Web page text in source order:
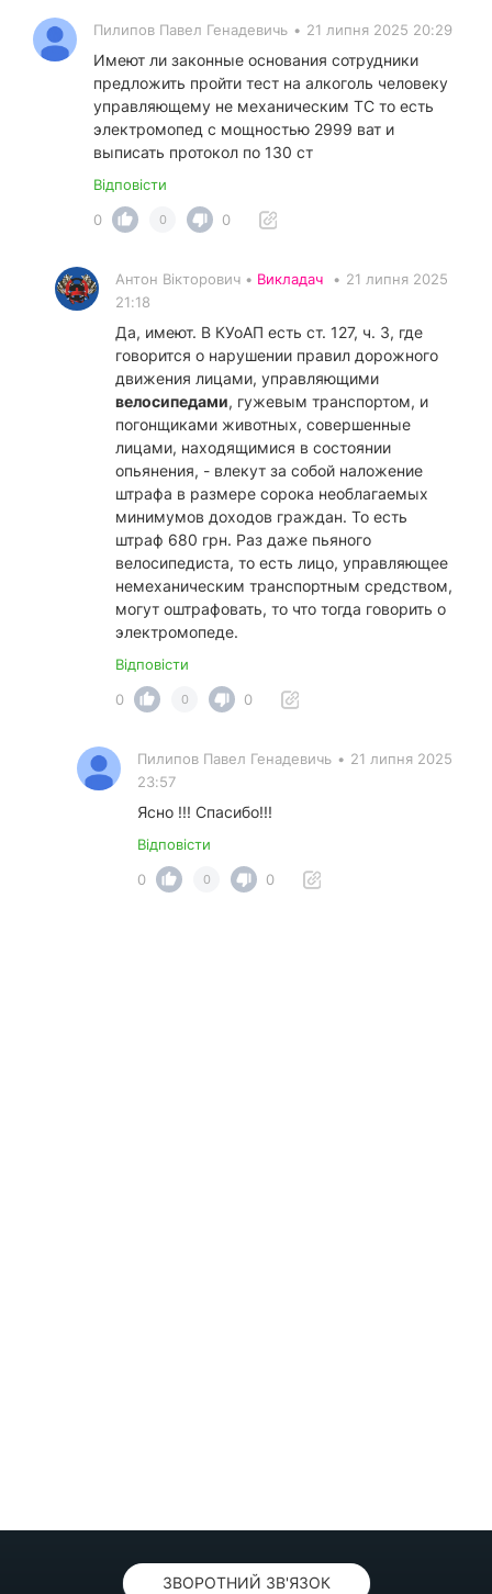
Пилипов Павел Генадевичь • 21 липня 2025 20:29
Имеют ли законные основания сотрудники
предложить пройти тест на алкоголь человеку
управляющему не механическим ТС то есть
электромопед с мощностью 2999 ват и
выписать протокол по 130 ст
Відповісти
0
0 0
Антон Вікторович • Викладач • 21 липня 2025
21:18
Да, имеют. В КУоАП есть ст. 127, ч. 3, где
говорится о нарушении правил дорожного
движения лицами, управляющими
велосипедами, гужевым транспортом, и
погонщиками животных, совершенные
лицами, находящимися в состоянии
опьянения, - влекут за собой наложение
штрафа в размере сорока необлагаемых
минимумов доходов граждан. То есть
штраф 680 грн. Раз даже пьяного
велосипедиста, то есть лицо, управляющее
немеханическим транспортным средством,
могут оштрафовать, то что тогда говорить о
электромопеде.
Відповісти
0
0 0
Пилипов Павел Генадевичь • 21 липня 2025
23:57
Ясно !!! Спасибо!!!
Відповісти
0
0 0
ЗВОРОТНИЙ ЗВ'ЯЗОК